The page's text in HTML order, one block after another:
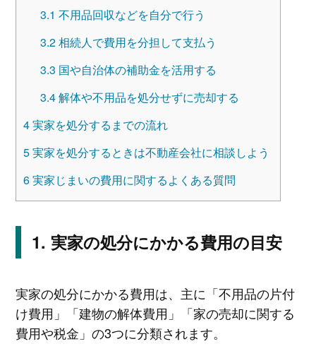
3.1 不用品回収などを自分で行う
3.2相続人で費用を分担して支払う
3.3 国や自治体の補助金を活用する
3.4解体や不用品を処分せずに売却する
4実家を処分するまでの流れ
5実家を処分するときは不動産会社に相談しよう
6実家じまいの費用に関するよくある質問
実家の処分にかかる費用の目安
実家の処分にかかる費用は、主に「不用品の片付
け費用」「建物の解体費用」「家の売却に関する
費用や税金」の3つに分類されます。